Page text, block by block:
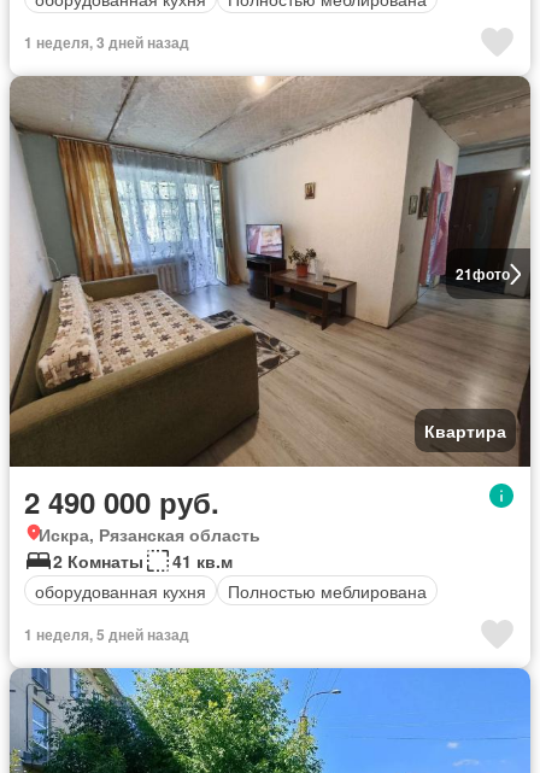
1 неделя, 3 дней назад
21фото
Квартира
2 490 000 руб.
Искра, Рязанская область
2 Комнаты
41 кв.м
оборудованная кухня
Полностью меблирована
1 неделя, 5 дней назад